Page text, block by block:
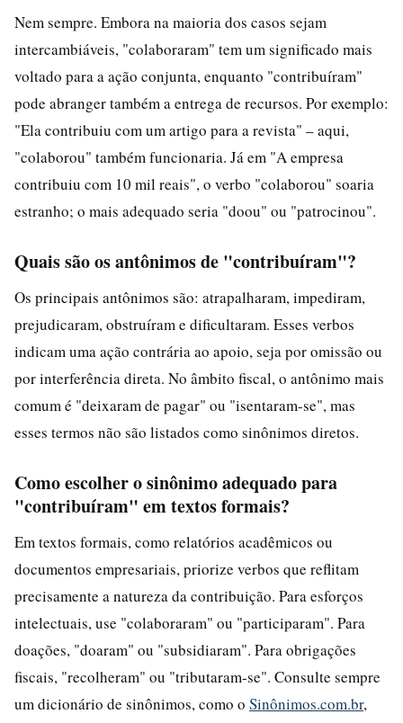
Nem sempre. Embora na maioria dos casos sejam
intercambiáveis, "colaboraram" tem um significado mais
voltado para a ação conjunta, enquanto "contribuíram"
pode abranger também a entrega de recursos. Por exemplo:
"Ela contribuiu com um artigo para a revista" – aqui,
"colaborou" também funcionaria. Já em "A empresa
contribuiu com 10 mil reais", o verbo "colaborou" soaria
estranho; o mais adequado seria "doou" ou "patrocinou".
Quais são os antônimos de "contribuíram"?
Os principais antônimos são: atrapalharam, impediram,
prejudicaram, obstruíram e dificultaram. Esses verbos
indicam uma ação contrária ao apoio, seja por omissão ou
por interferência direta. No âmbito fiscal, o antônimo mais
comum é "deixaram de pagar" ou "isentaram-se", mas
esses termos não são listados como sinônimos diretos.
Como escolher o sinônimo adequado para
"contribuíram" em textos formais?
Em textos formais, como relatórios acadêmicos ou
documentos empresariais, priorize verbos que reflitam
precisamente a natureza da contribuição. Para esforços
intelectuais, use "colaboraram" ou "participaram". Para
doações, "doaram" ou "subsidiaram". Para obrigações
fiscais, "recolheram" ou "tributaram-se". Consulte sempre
um dicionário de sinônimos, como o Sinônimos.com.br,